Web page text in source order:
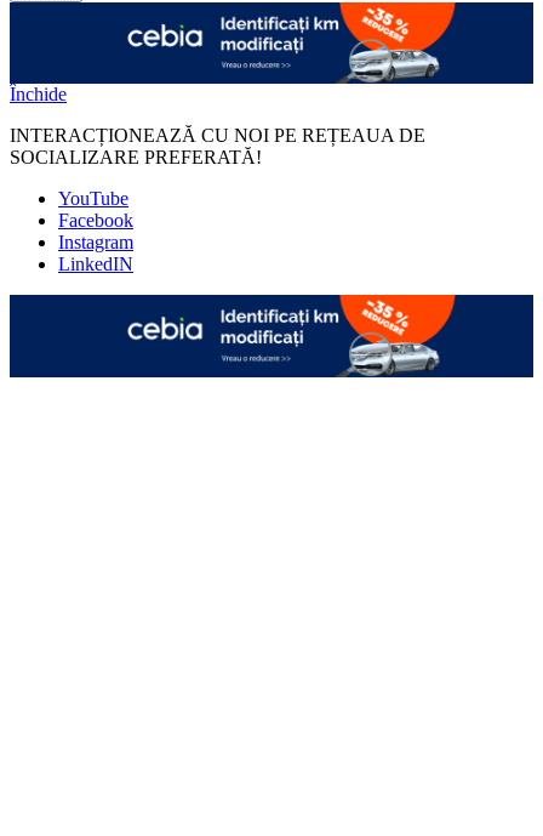
Închide
INTERACȚIONEAZĂ CU NOI PE REȚEAUA DE
SOCIALIZARE PREFERATĂ!
YouTube
Facebook
Instagram
LinkedIN